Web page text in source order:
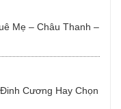
Mẹ – Châu Thanh –
Cương Hay Chọn